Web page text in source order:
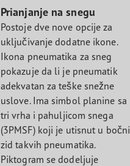
Prianjanje na snegu
Postoje dve nove opcije za
uključivanje dodatne ikone.
Ikona pneumatika za sneg
pokazuje da li je pneumatik
adekvatan za teške snežne
uslove. Ima simbol planine sa
tri vrha i pahuljicom snega
(3PMSF) koji je utisnut u bočni
zid takvih pneumatika.
Piktogram se dodeljuje